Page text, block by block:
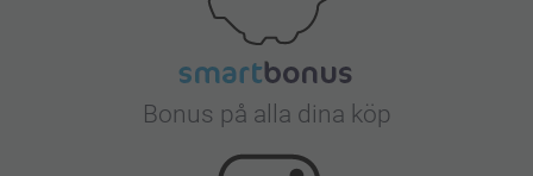
Bonus på alla dina köp